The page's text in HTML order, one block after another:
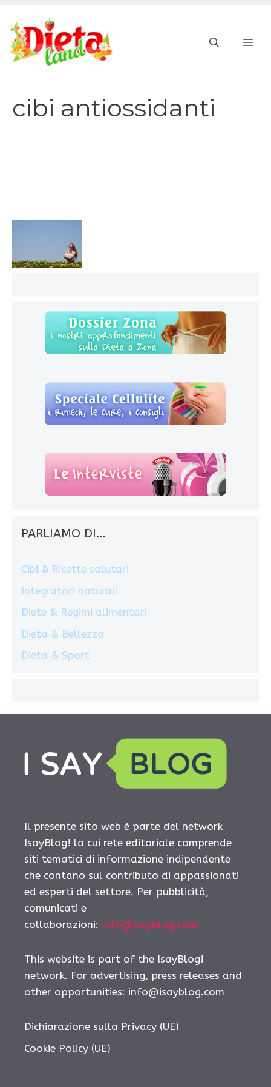
contenuto
cibi antiossidanti
PARLIAMO DI…
Cibi & Ricette salutari
Integratori naturali
Diete & Regimi alimentari
Dieta & Bellezza
Dieta & Sport
Il presente sito web è parte del network
IsayBlog! la cui rete editoriale comprende
siti tematici di informazione indipendente
che contano sul contributo di appassionati
ed esperti del settore. Per pubblicità,
comunicati e
collaborazioni: info@isayblog.com
This website is part of the IsayBlog!
network. For advertising, press releases and
other opportunities: info@isayblog.com
Dichiarazione sulla Privacy (UE)
Cookie Policy (UE)